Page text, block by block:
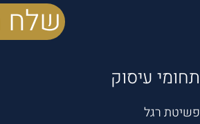
שלח
תחומי עיסוק
פשיטת רגל